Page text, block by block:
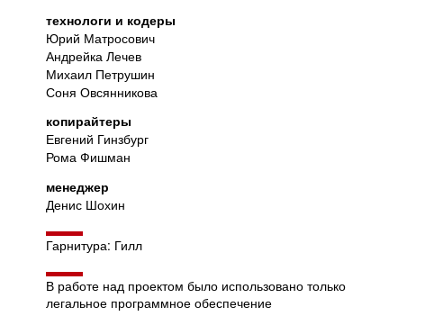
технологи и кодеры
Юрий Матросович
Андрейка Лечев
Михаил Петрушин
Соня Овсянникова
копирайтеры
Евгений Гинзбург
Рома Фишман
менеджер
Денис Шохин
Гарнитура: Гилл
В работе над проектом было использовано только
легальное программное обеспечение